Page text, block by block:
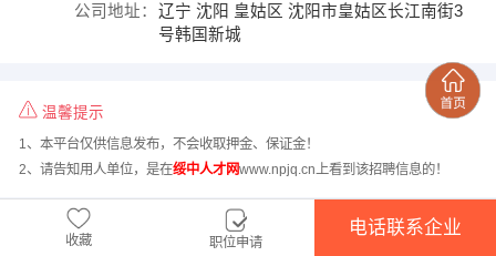
公司地址：
辽宁 沈阳 皇姑区 沈阳市皇姑区长江南街3
号韩国新城
温馨提示
1、本平台仅供信息发布，不会收取押金、保证金！
2、请告知用人单位，是在绥中人才网www.npjq.cn上看到该招聘信息的！
收藏 职位申请
电话联系企业